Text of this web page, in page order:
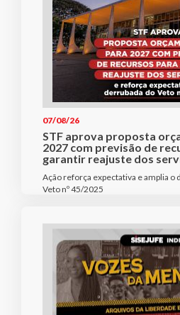
07/08/26
STF aprova proposta
2027 com previsão de
garantir reajuste dos
Ação reforça expectativa e amplia o
Veto nº 45/2025